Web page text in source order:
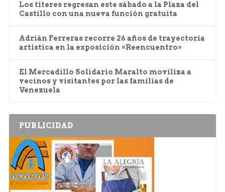
Los títeres regresan este sábado a la Plaza del
Castillo con una nueva función gratuita
Adrián Ferreras recorre 26 años de trayectoria
artística en la exposición «Reencuentro»
El Mercadillo Solidario Maralto moviliza a
vecinos y visitantes por las familias de
Venezuela
PUBLICIDAD